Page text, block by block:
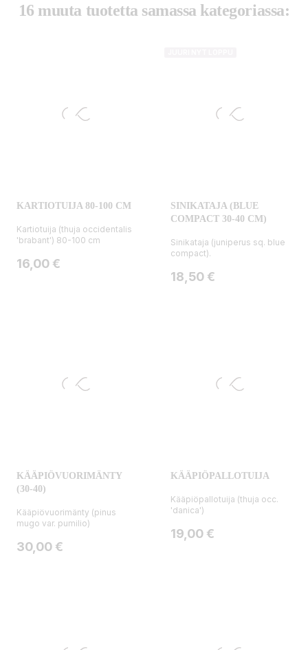
16 muuta tuotetta samassa kategoriassa:
KARTIOTUIJA 80-100 CM
Kartiotuija (thuja occidentalis
'brabant') 80-100 cm
Hinta
16,00 €
SINIKATAJA (BLUE
COMPACT 30-40 CM)
Sinikataja (juniperus sq. blue
compact).
Hinta
18,50 €
KÄÄPIÖVUORIMÄNTY
(30-40)
Kääpiövuorimänty (pinus
mugo var. pumilio)
Hinta
30,00 €
KÄÄPIÖPALLOTUIJA
Kääpiöpallotuija (thuja occ.
'danica')
Hinta
19,00 €